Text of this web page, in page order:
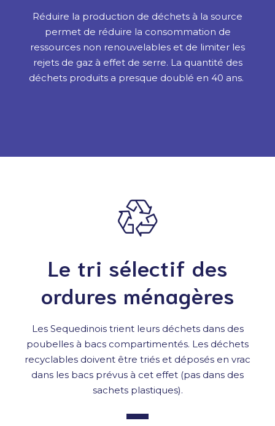
Réduire la production de déchets à la source
permet de réduire la consommation de
ressources non renouvelables et de limiter les
rejets de gaz à effet de serre. La quantité des
déchets produits a presque doublé en 40 ans.
Le tri sélectif des
ordures ménagères
Les Sequedinois trient leurs déchets dans des
poubelles à bacs compartimentés. Les déchets
recyclables doivent être triés et déposés en vrac
dans les bacs prévus à cet effet (pas dans des
sachets plastiques).